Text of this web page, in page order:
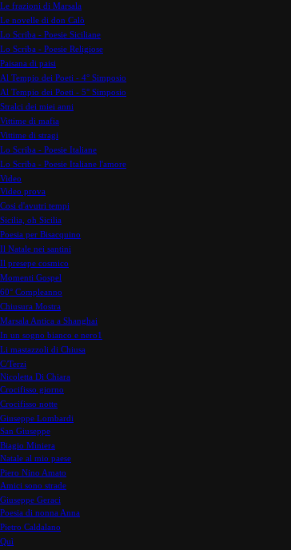
Le frazioni di Marsala
Le novelle di don Calò
Lo Scriba - Poesie Siciliane
Lo Scriba - Poesie Religiose
Paisana di paisi
Al Tempio dei Poeti - 4° Simposio
Al Tempio dei Poeti - 5° Simposio
Stralci dei miei anni
Vittime di mafia
Vittime di stragi
Lo Scriba - Poesie Italiane
Lo Scriba - Poesie Italiane l'amore
Video
Video prova
Cosi d'avutri tempi
Sicilia, oh Sicilia
Poesia per Bisacquino
Il Natale nei santini
Il presepe cosmico
Momenti Gospel
60° Compleanno
Chiusura Mostra
Marsala Antica a Shanghai
In un sogno bianco e nero1
Li mastazzoli di Chiusa
C/Terzi
Nicoletta Di Chiara
Crocifisso giorno
Crocifisso notte
Giuseppe Lombardi
San Giuseppe
Biagio Miniera
Natale al mio paese
Piero Nino Amato
Amici sono strade
Giuseppe Geraci
Poesia di nonna Anna
Pietro Caldalano
Quì